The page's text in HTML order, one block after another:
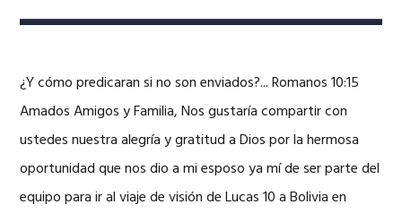
¿Y cómo predicaran si no son enviados?... Romanos 10:15
Amados Amigos y Familia, Nos gustaría compartir con
ustedes nuestra alegría y gratitud a Dios por la hermosa
oportunidad que nos dio a mi esposo ya mí de ser parte del
equipo para ir al viaje de visión de Lucas 10 a Bolivia en